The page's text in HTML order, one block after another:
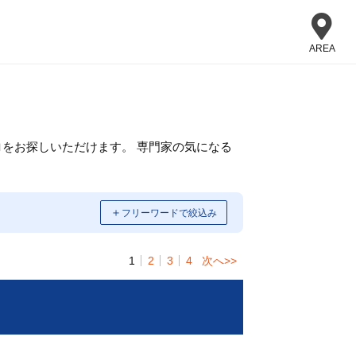
AREA
お探しいただけます。 専門家の気になる
＋ フリーワードで絞込み
1 2 3 4 次へ>>